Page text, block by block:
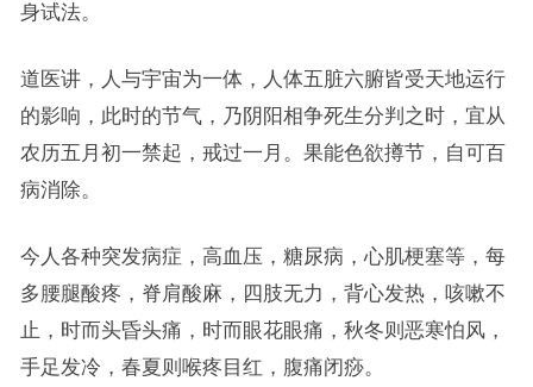
身试法。
道医讲，人与宇宙为一体，人体五脏六腑皆受天地运行
的影响，此时的节气，乃阴阳相争死生分判之时，宜从
农历五月初一禁起，戒过一月。果能色欲撙节，自可百
病消除。
今人各种突发病症，高血压，糖尿病，心肌梗塞等，每
多腰腿酸疼，脊肩酸麻，四肢无力，背心发热，咳嗽不
止，时而头昏头痛，时而眼花眼痛，秋冬则恶寒怕风，
手足发冷，春夏则喉疼目红，腹痛闭痧。